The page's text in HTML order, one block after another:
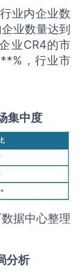
业内企业数
业数量达到
业CR4的市
，行业市
集中度
据中心整理
分析